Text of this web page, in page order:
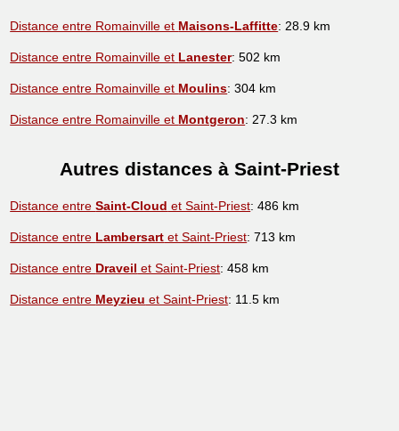
Distance entre Romainville et Maisons-Laffitte: 28.9 km
Distance entre Romainville et Lanester: 502 km
Distance entre Romainville et Moulins: 304 km
Distance entre Romainville et Montgeron: 27.3 km
Autres distances à Saint-Priest
Distance entreSaint-Cloud et Saint-Priest: 486 km
Distance entre Lambersart et Saint-Priest: 713 km
Distance entre Draveil et Saint-Priest: 458 km
Distance entre Meyzieu et Saint-Priest: 11.5 km